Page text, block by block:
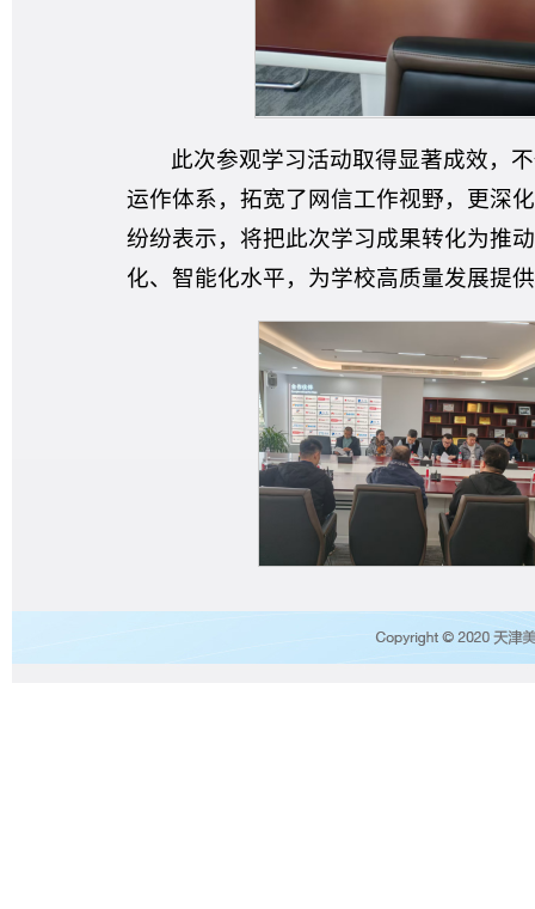
此次参观学习活动取得显著成效，
运作体系，拓宽了网信工作视野，更深
纷纷表示，将把此次学习成果转化为推
化、智能化水平，为学校高质量发展提